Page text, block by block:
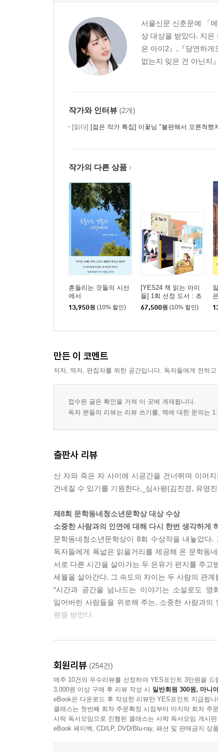
32. 행복해하고 있을 언니에게
33. 은유에게
34. 우리 귀염둥이 은유에게
35. 이모 아닌 언니에게
36. 여전히 내 동생인 은유에게
39. 언니에게
41. 보내지 못한 편지_은유에게
서울신문 신춘문예 「
상 대상을 받았다. 지
은 아이2』,『당연하
없는지 잊은 건 아닌지
작가와 인터뷰 (2개)
[읽다] [젊은 작가 특집] 이꽃님 "불편해서 모른척했지만
작가의 다른 상품
흔들리는 것들의 시선
에서
13,950원 (10% 할인)
[YES24 책 읽는 아이
들] 1회 선정 도서 : 초
등 5~6학년 세트
67,500원 (10% 할인)
만든 이 코멘트
저자, 역자, 편집자를 위한 공간입니다. 독자들에게 전하
접수된 글은 확인을 거쳐 이 곳에 게재됩니다.
독자 분들의 리뷰는 리뷰 쓰기를, 책에 대한 문의는
출판사 리뷰
산 자와 죽은 자 사이에 시공간을 건너뛰며 이어
건네질 수 있기를 기원한다._심사평(김진경, 유영
제8회 문학동네청소년문학상 대상 수상
소중한 사람과의 인연에 대해 다시 한번 생각하게
문학동네청소년문학상이 8회 수상작을 내놓았
독자들에게 폭넓은 읽을거리를 제공해 온 문학동
서로 다른 시간을 살아가는 두 은유가 편지를 주
세월을 살아간다. 그 속도의 차이는 두 사람의 관
“시간과 공간을 넘나드는 이야기는 소설로도
잃어버린 사람들을 위로해 주는, 소중한 사람과
평을 받았다.
믿을 수 없는 기적의 시작
2016년, 아빠의 재혼을 앞두고 은유는 마음이 어
대해선 아무것도 모른다. 세상에 존재했는지조차
여자’의 존재는 껄끄럽다. 그런 은유에게 아빠는
거슬러 1982년에 사는 또 다른 은유에게 도착
장난으로 답장을 보내고 있다고 오해한 현재의 은
회원리뷰 (254건)
매주 10건의 우수리뷰를 선정하여 YES포인트 3만원을 드
3,000원 이상 구매 후 리뷰 작성 시 일반회원 300원, 마니
eBook은 다운로드 후 작성한 리뷰만 YES포인트 지급됩니
클래스는 첫번째 회차 주문확정 시점부터 마지막 회차 주
사락 독서모임으로 진행된 클래스는 사락 독서모임 게시
eBook 페이백, CD/LP, DVD/Blu-ray, 패션 및 판매금지 상